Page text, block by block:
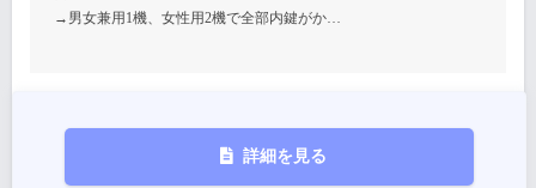
→男女兼用1機、女性用2機で全部内鍵がか…
詳細を見る